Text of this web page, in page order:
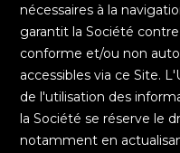
nécessaires à la
garantit la Société
conforme et/ou non
accessibles via ce Site.
de l'utilisation des
la Société se réserve le
notamment en